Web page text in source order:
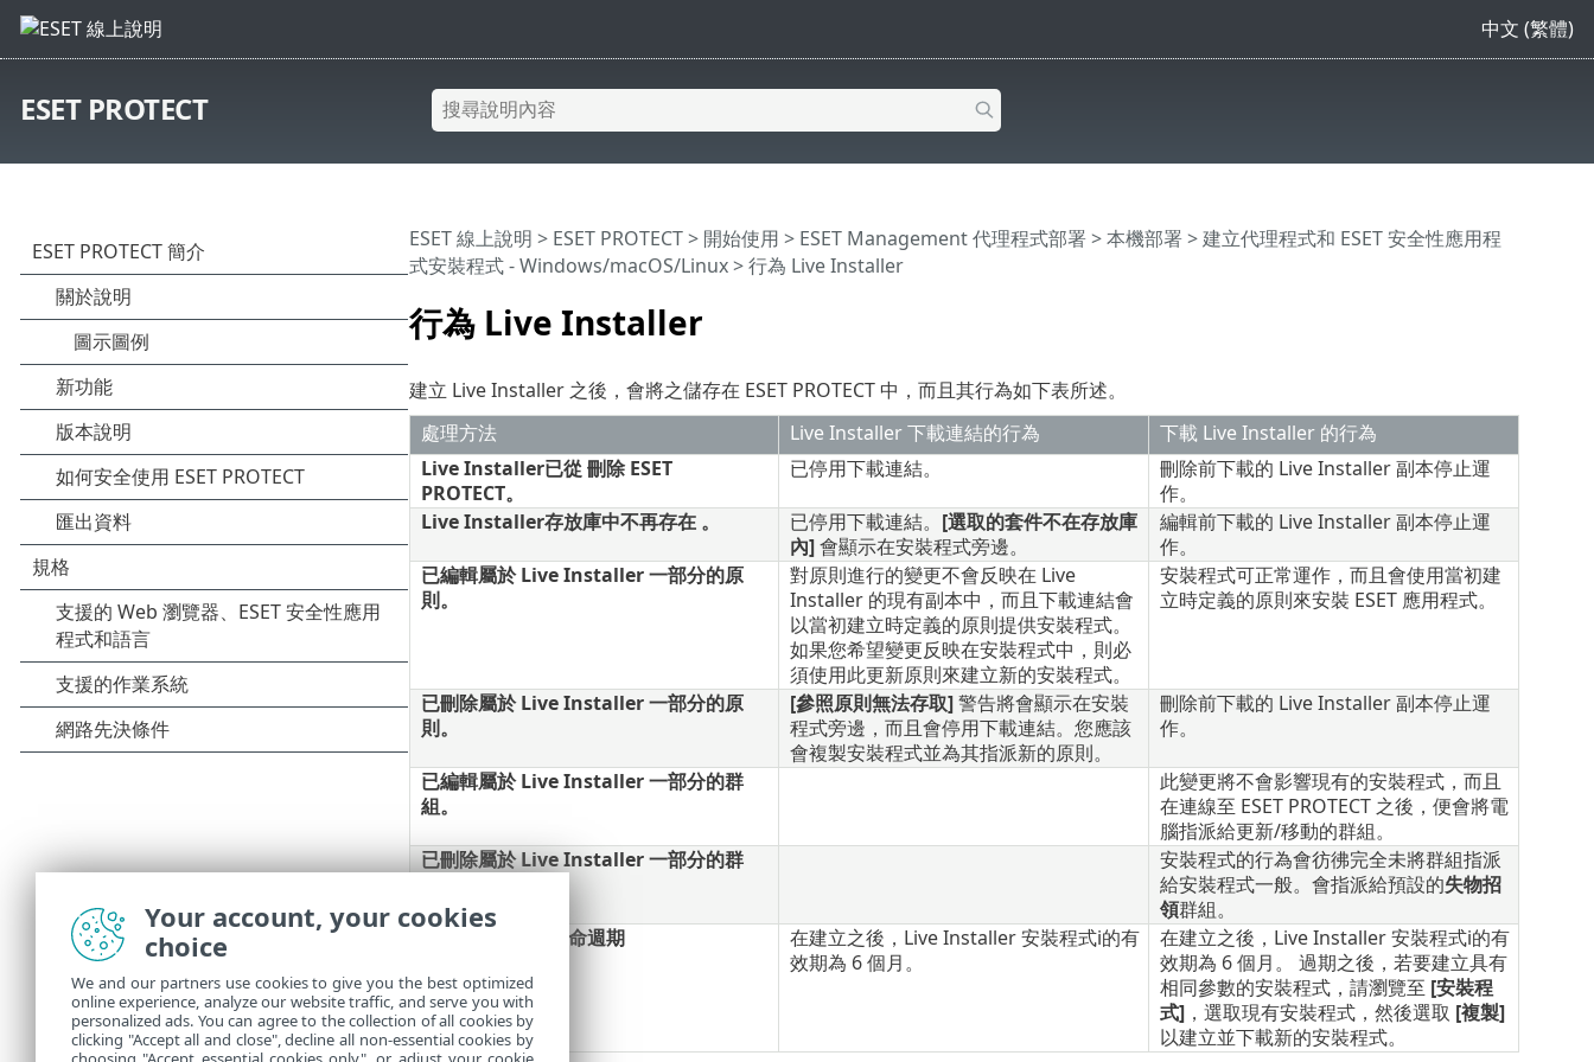
中文 (繁體)
ESET PROTECT
行為 Live Installer
ESET 線上說明 > ESET PROTECT> 開始使用 > ESET Management 代理程式部署>本機部署>建立代理程式和 ESET 安全性應用程
式安裝程式 - Windows/macOS/Linux> 行為 Live Installer
建立 Live Installer 之後，會將之儲存在 ESET PROTECT 中，而且其行為如下表所述。
處理方法
Live Installer 下載連結的行為
下載 Live Installer 的行為
Live Installer已從 刪除 ESET
PROTECT。
已停用下載連結。
刪除前下載的 Live Installer 副本停止運
作。
Live Installer存放庫中不再存在 。
已停用下載連結。 [選取的套件不在存放庫
內]會顯示在安裝程式旁邊。
編輯前下載的 Live Installer 副本停止運
作。
已編輯屬於 Live Installer 一部分的原
則。
對原則進行的變更不會反映在 Live
Installer 的現有副本中，而且下載連結會
以當初建立時定義的原則提供安裝程式。
如果您希望變更反映在安裝程式中，則必
須使用此更新原則來建立新的安裝程式。
安裝程式可正常運作，而且會使用當初建
立時定義的原則來安裝 ESET 應用程式。
已刪除屬於 Live Installer 一部分的原
則。
[參照原則無法存取]警告將會顯示在安裝
程式旁邊，而且會停用下載連結。您應該
會複製安裝程式並為其指派新的原則。
刪除前下載的 Live Installer 副本停止運
作。
已編輯屬於 Live Installer 一部分的群
組。
此變更將不會影響現有的安裝程式，而且
在連線至 ESET PROTECT 之後，便會將電
腦指派給更新/移動的群組。
已刪除屬於 Live Installer 一部分的群
安裝程式的行為會彷彿完全未將群組指派
給安裝程式一般。會指派給預設的失物招
領群組。
Live Installer 生命週期
在建立之後，Live Installer 安裝程式i的有
效期為 6 個月。
在建立之後，Live Installer 安裝程式i的有
效期為 6 個月。 過期之後，若要建立具有
相同參數的安裝程式，請瀏覽至 [安裝程
式]，選取現有安裝程式，然後選取 [複製]
以建立並下載新的安裝程式。
Your account, your cookies
choice
We and our partners use cookies to give you the best optimized
online experience, analyze our website traffic, and serve you with
personalized ads. You can agree to the collection of all cookies by
clicking "Accept all and close", decline all non-essential cookies by